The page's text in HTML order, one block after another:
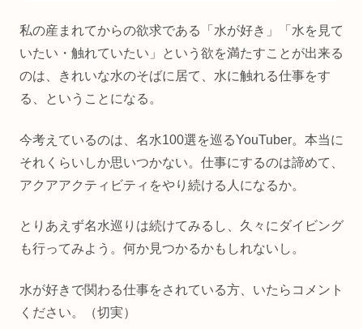
私の産まれてからの欲求である「水が好き」「水を見て
いたい・触れていたい」という欲を満たすことが出来る
のは、きれいな水のそばに居て、水に触れる仕事をす
る、ということになる。
今考えているのは、名水100選を巡るYouTuber。本当に
それくらいしか思いつかない。仕事にするのは諦めて、
アクアアクティビティをやり続ける人になるか。
とりあえず名水巡りは続けてみるし、久々にダイビング
も行ってみよう。何か見つかるかもしれないし。
水が好きで関わる仕事をされている方、いたらコメント
ください。（切実）